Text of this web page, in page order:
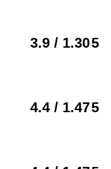
3.9 / 1.305
4.4 / 1.475